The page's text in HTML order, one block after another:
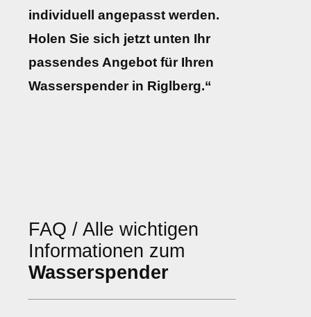
individuell angepasst werden.
Holen Sie sich jetzt unten Ihr
passendes Angebot für Ihren
Wasserspender in Riglberg.“
FAQ / Alle wichtigen
Informationen zum
Wasserspender